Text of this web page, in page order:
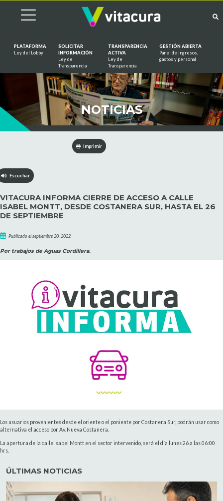
PLATAFORMA
Ley del Lobby
SOLICITAR
INFORMACIÓN
Ley de
Transparencia
TRANSPARENCIA
ACTIVA
Ley de
Transparencia
GESTIÓN ABIERTA
Panel de ingresos,
gastos y personal
NOTICIAS
Imprimir
Escuchar
VITACURA INFORMA CIERRE DE ACCESO A CALLE
ISABEL MONTT, DESDE COSTANERA SUR, HASTA EL 26
DE SEPTIEMBRE
Publicado el septiembre 20, 2022
Por trabajos de Aguas Cordillera.
Los usuarios provenientes desde el oriente o el poniente por Costanera Sur, podrán usar como
alternativa el acceso por Av. Nueva Costanera.
La apertura de la calle Isabel Montt en el sector intervenido, será el día lunes 26 a las 06:00
hrs.
ÚLTIMAS NOTICIAS